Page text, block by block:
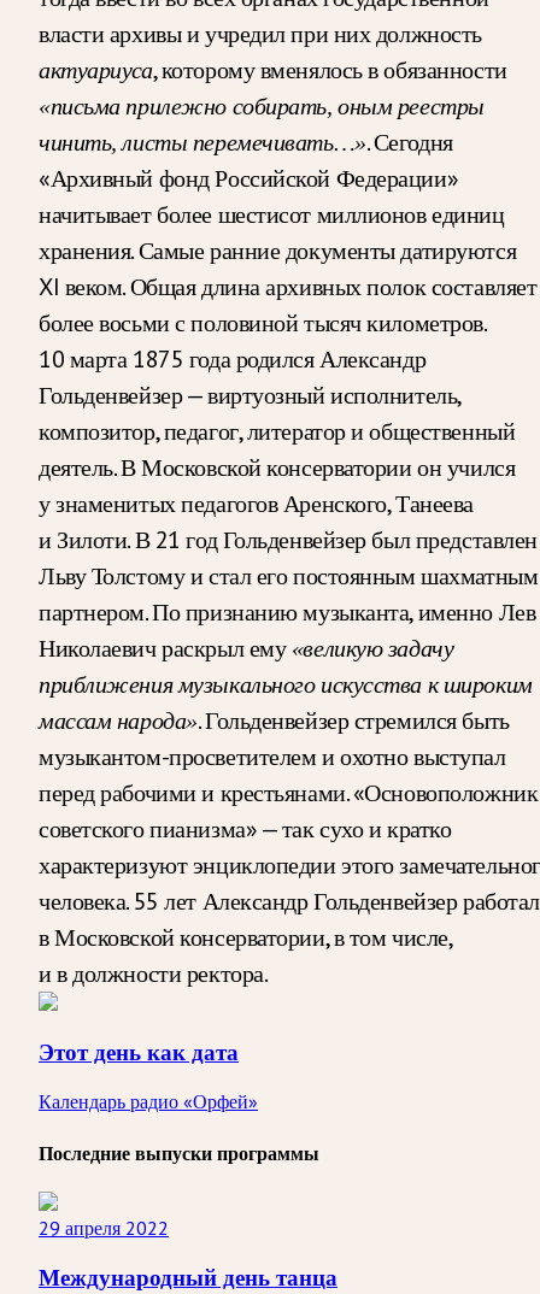
власти архивы и учредил при них должность
актуариуса, которому вменялось в обязанности
«письма прилежно собирать, оным реестры
чинить, листы перемечивать…». Сегодня
«Архивный фонд Российской Федерации»
начитывает более шестисот миллионов единиц
хранения. Самые ранние документы датируются
XI веком. Общая длина архивных полок составляет
более восьми с половиной тысяч километров.
10 марта 1875 года родился Александр
Гольденвейзер — виртуозный исполнитель,
композитор, педагог, литератор и общественный
деятель. В Московской консерватории он учился
у знаменитых педагогов Аренского, Танеева
и Зилоти. В 21 год Гольденвейзер был представлен
Льву Толстому и стал его постоянным шахматным
партнером. По признанию музыканта, именно Лев
Николаевич раскрыл ему «великую задачу
приближения музыкального искусства к широким
массам народа». Гольденвейзер стремился быть
музыкантом-просветителем и охотно выступал
перед рабочими и крестьянами. «Основоположник
советского пианизма» — так сухо и кратко
характеризуют энциклопедии этого
человека. 55 лет Александр Гольденвейзер работал
в Московской консерватории, в том числе,
и в должности ректора.
Этот день как дата
Календарь радио «Орфей»
Последние выпуски программы
29 апреля 2022
Международный день танца